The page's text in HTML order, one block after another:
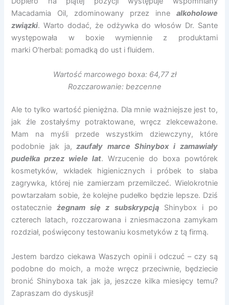
Macadamia Oil, zdominowany przez inne alkoholowe
związki. Warto dodać, że odżywka do włosów Dr. Sante
występowała w boxie wymiennie z produktami
marki O’herbal: pomadką do ust i fluidem.
Wartość marcowego boxa: 64,77 zł
Rozczarowanie: bezcenne
Ale to tylko wartość pieniężna. Dla mnie ważniejsze jest to,
jak źle zostałyśmy potraktowane, wręcz zlekceważone.
Mam na myśli przede wszystkim dziewczyny, które
podobnie jak ja, zaufały marce Shinybox i zamawiały
pudełka przez wiele lat. Wrzucenie do boxa powtórek
kosmetyków, wkładek higienicznych i próbek to słaba
zagrywka, której nie zamierzam przemilczeć. Wielokrotnie
powtarzałam sobie, że kolejne pudełko będzie lepsze. Dziś
ostatecznieżegnam się z subskrypcją
Shinybox i po
czterech latach, rozczarowana i zniesmaczona zamykam
rozdział, poświęcony testowaniu kosmetyków z tą firmą.
Jestem bardzo ciekawa Waszych opinii i odczuć – czy są
podobne do moich, a może wręcz przeciwnie, będziecie
bronić Shinyboxa tak jak ja, jeszcze kilka miesięcy temu?
Zapraszam do dyskusji!